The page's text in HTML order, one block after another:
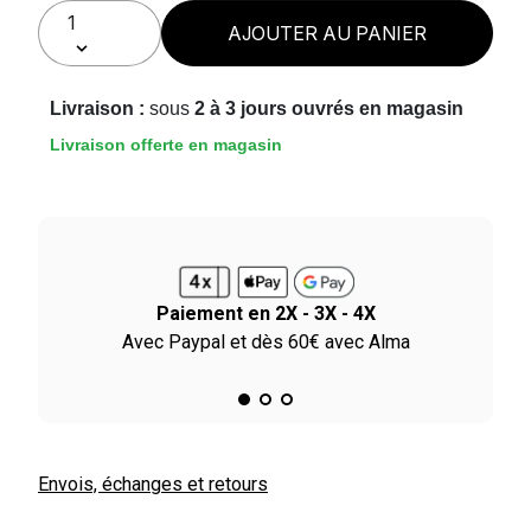
AJOUTER AU PANIER
Livraison : sous 2 à 3 jours ouvrés en magasin
Livraison offerte en magasin
Paiement en 2X - 3X - 4X
Avec Paypal et dès 60€ avec Alma
Envois, échanges et retours